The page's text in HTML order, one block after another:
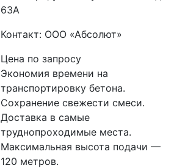
63А
Контакт: ООО «Абсолют»
Цена по запросу
Экономия времени на
транспортировку бетона.
Сохранение свежести смеси.
Доставка в самые
труднопроходимые места.
Максимальная высота подачи —
120 метров.